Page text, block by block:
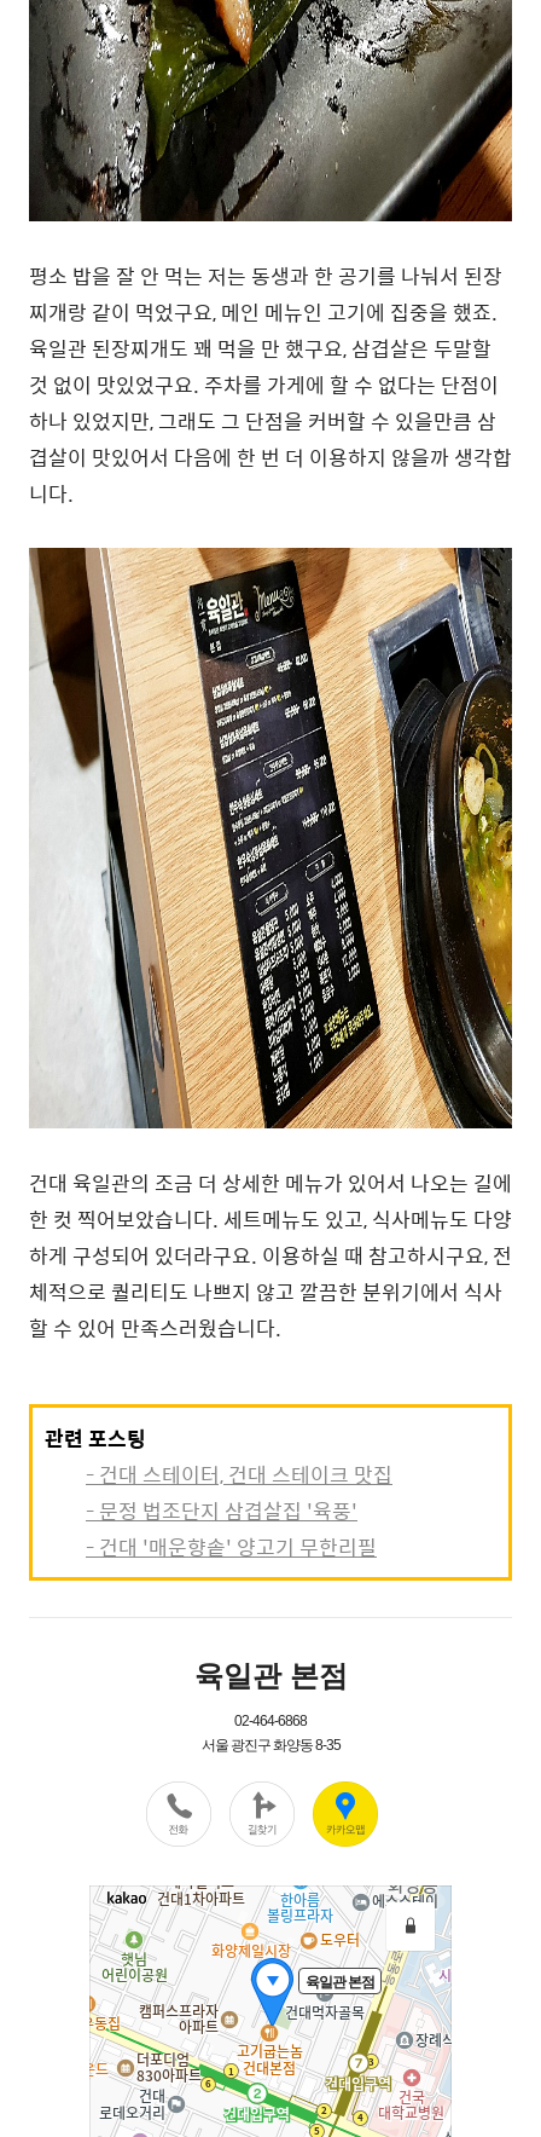
평소 밥을 잘 안 먹는 저는 동생과 한 공기를 나눠서 된장
찌개랑 같이 먹었구요, 메인 메뉴인 고기에 집중을 했죠.
육일관 된장찌개도 꽤 먹을 만 했구요, 삼겹살은 두말할
것 없이 맛있었구요. 주차를 가게에 할 수 없다는 단점이
하나 있었지만, 그래도 그 단점을 커버할 수 있을만큼 삼
겹살이 맛있어서 다음에 한 번 더 이용하지 않을까 생각합
니다.
건대 육일관의 조금 더 상세한 메뉴가 있어서 나오는 길에
한 컷 찍어보았습니다. 세트메뉴도 있고, 식사메뉴도 다양
하게 구성되어 있더라구요. 이용하실 때 참고하시구요, 전
체적으로 퀄리티도 나쁘지 않고 깔끔한 분위기에서 식사
할 수 있어 만족스러웠습니다.
관련 포스팅
- 건대 스테이터, 건대 스테이크 맛집
- 문정 법조단지 삼겹살집 '육풍'
- 건대 '매운향솥' 양고기 무한리필